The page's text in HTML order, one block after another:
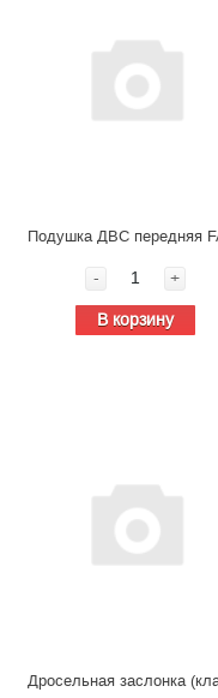
-
+
В корзину